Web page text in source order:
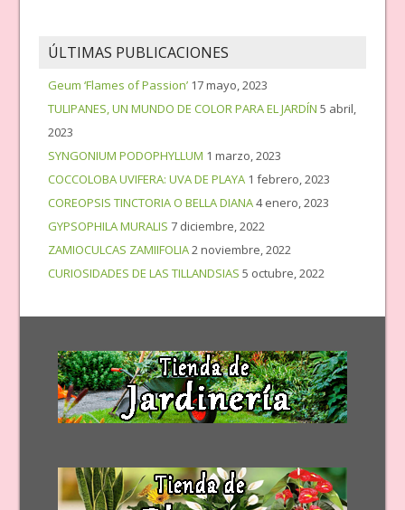
ÚLTIMAS PUBLICACIONES
Geum ‘Flames of Passion’ 17 mayo, 2023
TULIPANES, UN MUNDO DE COLOR PARA EL JARDÍN 5 abril,
2023
SYNGONIUM PODOPHYLLUM 1 marzo, 2023
COCCOLOBA UVIFERA: UVA DE PLAYA 1 febrero, 2023
COREOPSIS TINCTORIA O BELLA DIANA4 enero, 2023
GYPSOPHILA MURALIS 7 diciembre, 2022
ZAMIOCULCAS ZAMIIFOLIA2 noviembre, 2022
CURIOSIDADES DE LAS TILLANDSIAS 5 octubre, 2022